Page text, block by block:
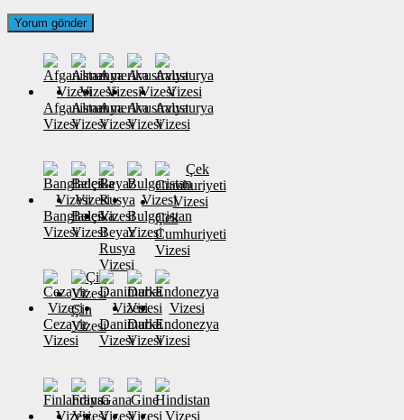
Afganistan
Vizesi
Almanya
Vizesi
Amerika
Vizesi
Avustralya
Vizesi
Avusturya
Vizesi
Banglades
Vizesi
Belçika
VizesiBeyaz
Rusya
Vizesi
Bulgaristan
Vizesi
Çek
Cumhuriyeti
Vizesi
Cezayir
Vizesi
Çin
VizesiDanimarka
Vizesi
Dubai
Vizesi
Endonezya
Vizesi